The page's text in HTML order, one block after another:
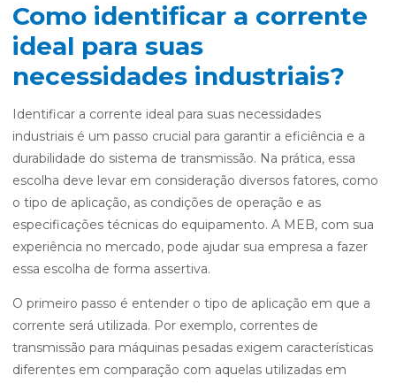
Como identificar a corrente
ideal para suas
necessidades industriais?
Identificar a corrente ideal para suas necessidades
industriais é um passo crucial para garantir a eficiência e a
durabilidade do sistema de transmissão. Na prática, essa
escolha deve levar em consideração diversos fatores, como
o tipo de aplicação, as condições de operação e as
especificações técnicas do equipamento. A MEB, com sua
experiência no mercado, pode ajudar sua empresa a fazer
essa escolha de forma assertiva.
O primeiro passo é entender o tipo de aplicação em que a
corrente será utilizada. Por exemplo, correntes de
transmissão para máquinas pesadas exigem características
diferentes em comparação com aquelas utilizadas em